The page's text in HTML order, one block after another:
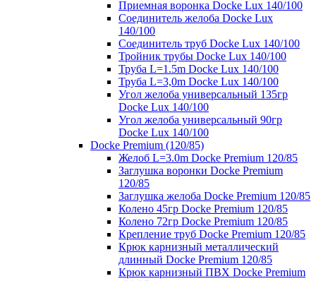
Приемная воронка Docke Lux 140/100
Соединитель желоба Docke Lux
140/100
Соединитель труб Docke Lux 140/100
Тройник трубы Docke Lux 140/100
Труба L=1.5m Docke Lux 140/100
Труба L=3,0m Docke Lux 140/100
Угол желоба универсальный 135гр
Docke Lux 140/100
Угол желоба универсальный 90гр
Docke Lux 140/100
Docke Premium (120/85)
Желоб L=3.0m Docke Premium 120/85
Заглушка воронки Docke Premium
120/85
Заглушка желоба Docke Premium 120/85
Колено 45гр Docke Premium 120/85
Колено 72гр Docke Premium 120/85
Крепление труб Docke Premium 120/85
Крюк карнизный металлический
длинный Docke Premium 120/85
Крюк карнизный ПВХ Docke Premium